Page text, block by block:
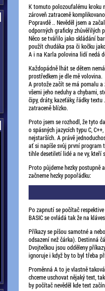
K tomuto polozoufalému kroku
zároveň zatraceně
Popravdě .. Nevěděl jsem a
odporných graficky zhůvěřilých
Něco se tvářilo jako skládání
použít chudáka psa či kočku
A i na Karla polovina lidí nedá
Každopádně lhát se dětem
prostředkem je dle mě volovina.
A protože začít se má pomalu a
všemi jeho neduhy a chybami,
čipy, dráty, kazeťáky, řádky
zatraceně blízko.
Proto jsem se rozhodl, že tyto
o spásných jazycích typu C,
nejstarších. A právě
ať si napíše svůj první program
tihle desetiletí lidé a ne vy, kteří
Proto půjdeme hezky postupně
začneme hezky popořádku:
Po zapnutí se počítač
BASIC se ovládá tak že na
Příkazy se píšou samotné a
odsazení než čárka). Destinná
Dvojtečkou jsou odděleny
ignoruje i když by to byl třeba
Proměnná A to je vlastně
chceme uschovat nějaký text,
by počítač nevěděl kde text